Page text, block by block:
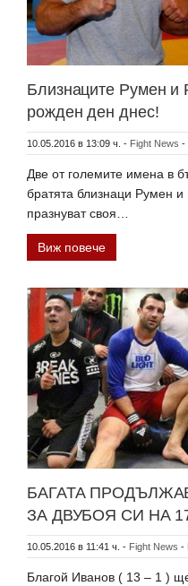
Близнаците Румен и
рожден ден днес!
10.05.2016 в 13:09 ч. - Fight News -
Две от големите имена в
братята близнаци Румен
празнуват своя…
Виж повече
БАГАТА
ЗА ДВУБОЯ СИ НА
10.05.2016 в 11:41 ч. - Fight News -
Благой Иванов ( 13 – 1 )